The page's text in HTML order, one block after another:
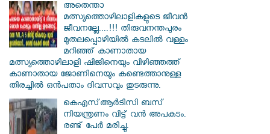
അതെന്താ
മത്സ്യത്തൊഴിലാളികളുടെ ജീവൻ
ജീവനല്ലേ....!!! തിരുവനന്തപുരം
മുതലപ്പൊഴിയില്‍ കടലില്‍ വള്ളം
മറിഞ്ഞ് കാണാതായ
മത്സ്യത്തൊഴിലാളി ഷിജിനെയും വിഴിഞ്ഞത്ത്
കാണാതായ ജോണിനെയും കണ്ടെത്താനുള്ള
തിരച്ചില്‍ ഒന്‍പതാം ദിവസവും തുടരുന്നു.
കെഎസ്ആര്‍ടിസി ബസ്
നിയന്ത്രണം വിട്ട് വൻ അപകടം.
രണ്ട് പേർ മരിച്ചു.